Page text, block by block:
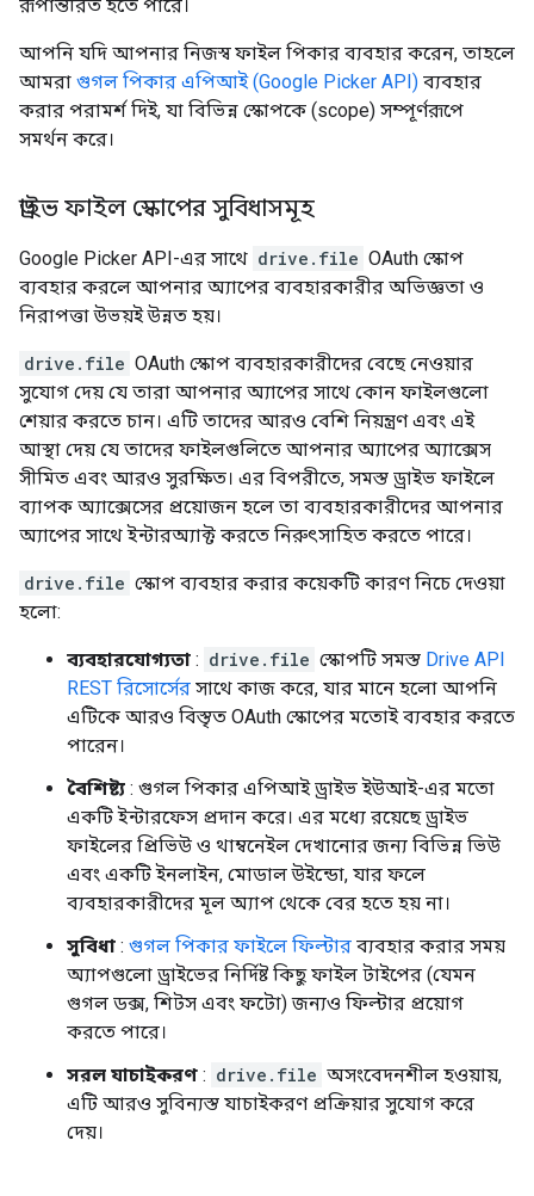
রূপান্তরিত হতে পারে।
আপনি যদি আপনার নিজস্ব ফাইল পিকার ব্যবহার করেন, তাহলে
আমরা গুগল পিকার এপিআই (Google Picker API) ব্যবহার
করার পরামর্শ দিই, যা বিভিন্ন স্কোপকে (scope) সম্পূর্ণরূপে
সমর্থন করে।
ড্রাইভ ফাইল স্কোপের সুবিধাসমূহ
Google Picker API-এর সাথে drive.file OAuth স্কোপ
ব্যবহার করলে আপনার অ্যাপের ব্যবহারকারীর অভিজ্ঞতা ও
নিরাপত্তা উভয়ই উন্নত হয়।
drive.file OAuth স্কোপ ব্যবহারকারীদের বেছে নেওয়ার
সুযোগ দেয় যে তারা আপনার অ্যাপের সাথে কোন ফাইলগুলো
শেয়ার করতে চান। এটি তাদের আরও বেশি নিয়ন্ত্রণ এবং এই
আস্থা দেয় যে তাদের ফাইলগুলিতে আপনার অ্যাপের অ্যাক্সেস
সীমিত এবং আরও সুরক্ষিত। এর বিপরীতে, সমস্ত ড্রাইভ ফাইলে
ব্যাপক অ্যাক্সেসের প্রয়োজন হলে তা ব্যবহারকারীদের আপনার
অ্যাপের সাথে ইন্টারঅ্যাক্ট করতে নিরুৎসাহিত করতে পারে।
drive.file স্কোপ ব্যবহার করার কয়েকটি কারণ নিচে দেওয়া
হলো:
ব্যবহারযোগ্যতা : drive.file স্কোপটি সমস্ত Drive API
REST রিসোর্সের সাথে কাজ করে, যার মানে হলো আপনি
এটিকে আরও বিস্তৃত OAuth স্কোপের মতোই ব্যবহার করতে
পারেন।
বৈশিষ্ট্য : গুগল পিকার এপিআই ড্রাইভ ইউআই-এর মতো
একটি ইন্টারফেস প্রদান করে। এর মধ্যে রয়েছে ড্রাইভ
ফাইলের প্রিভিউ ও থাম্বনেইল দেখানোর জন্য বিভিন্ন ভিউ
এবং একটি ইনলাইন, মোডাল উইন্ডো, যার ফলে
ব্যবহারকারীদের মূল অ্যাপ থেকে বের হতে হয় না।
সুবিধা : গুগল পিকার ফাইলে ফিল্টার ব্যবহার করার সময়
অ্যাপগুলো ড্রাইভের নির্দিষ্ট কিছু ফাইল টাইপের (যেমন
গুগল ডক্স, শিটস এবং ফটো) জন্যও ফিল্টার প্রয়োগ
করতে পারে।
সরল যাচাইকরণ : drive.file অসংবেদনশীল হওয়ায়,
এটি আরও সুবিন্যস্ত যাচাইকরণ প্রক্রিয়ার সুযোগ করে
দেয়।